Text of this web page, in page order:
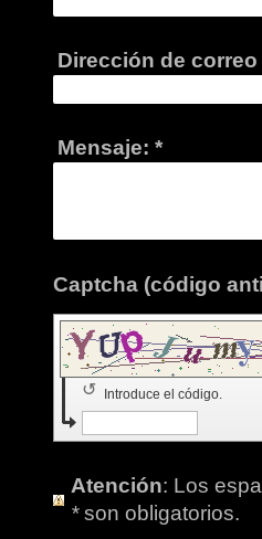
Dirección de
Mensaje: *
Introduce el código.
↺
Atención : Los
*son obligatorios.